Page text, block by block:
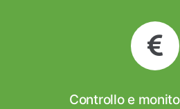
Controllo e